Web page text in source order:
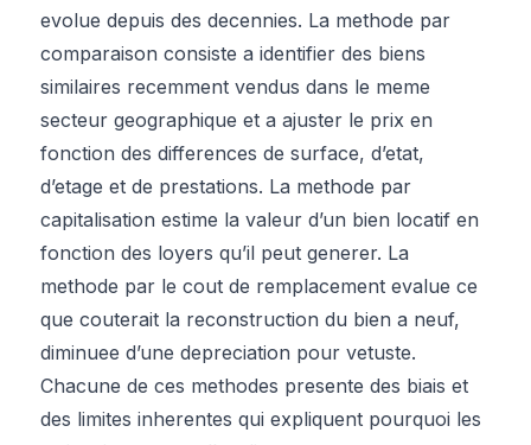
evolue depuis des decennies. La methode par
comparaison consiste a identifier des biens
similaires recemment vendus dans le meme
secteur geographique et a ajuster le prix en
fonction des differences de surface, d’etat,
d’etage et de prestations. La methode par
capitalisation estime la valeur d’un bien locatif en
fonction des loyers qu’il peut generer. La
methode par le cout de remplacement evalue ce
que couterait la reconstruction du bien a neuf,
diminuee d’une depreciation pour vetuste.
Chacune de ces methodes presente des biais et
des limites inherentes qui expliquent pourquoi les